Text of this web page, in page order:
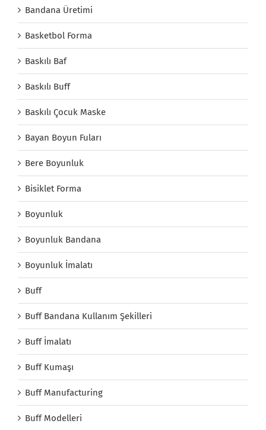
Bandana Üretimi
Basketbol Forma
Baskılı Baf
Baskılı Buff
Baskılı Çocuk Maske
Bayan Boyun Fuları
Bere Boyunluk
Bisiklet Forma
Boyunluk
Boyunluk Bandana
Boyunluk İmalatı
Buff
Buff Bandana Kullanım Şekilleri
Buff İmalatı
Buff Kumaşı
Buff Manufacturing
Buff Modelleri